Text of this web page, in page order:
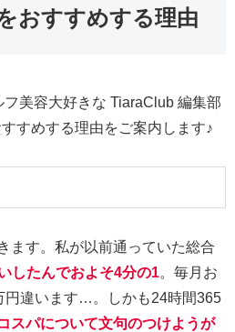
おすすめする理由
美容大好きな TiaraClub 編集部
すめする理由をご案内します♪
ます。私が以前通っていた総合
したんでおよそ4分の1。毎月お
円違います…。しかも24時間365
スパについて文句のつけようが